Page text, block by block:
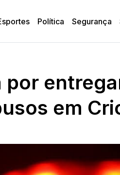
Política Segurança
por
em